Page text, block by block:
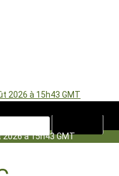
2026 à 15h43 GMT
2026 à 15h43 GMT